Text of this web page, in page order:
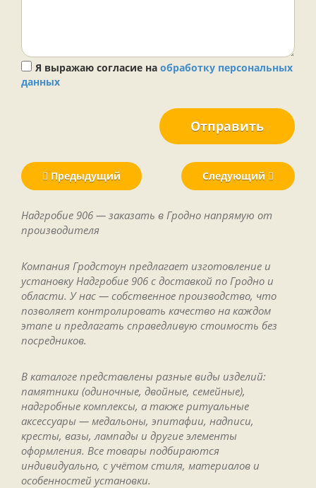
Я выражаю согласие на обработку персональных
данных
Отправить
Предыдущий Следующий
Надгробие 906 — заказать в Гродно напрямую от
производителя
Компания Гродстоун предлагает изготовление и
установку Надгробие 906 с доставкой по Гродно и
области. У нас — собственное производство, что
позволяет контролировать качество на каждом
этапе и предлагать справедливую стоимость без
посредников.
В каталоге представлены разные виды изделий:
памятники (одиночные, двойные, семейные),
надгробные комплексы, а также ритуальные
аксессуары — медальоны, эпитафии, надписи,
кресты, вазы, лампады и другие элементы
оформления. Все товары подбираются
индивидуально, с учётом стиля, материалов и
особенностей установки.